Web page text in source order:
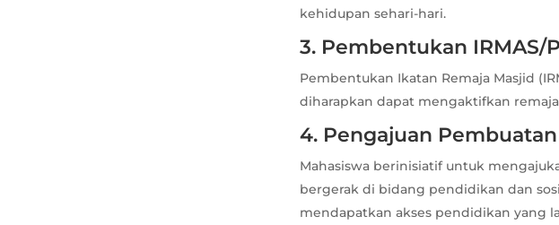
kehidupan sehari-hari.
3. Pembentukan IRMAS/
Pembentukan Ikatan Remaja Masjid
diharapkan dapat mengaktifkan
4. Pengajuan
Mahasiswa berinisiatif untuk
bergerak di bidang pendidikan dan
mendapatkan akses pendidikan yang